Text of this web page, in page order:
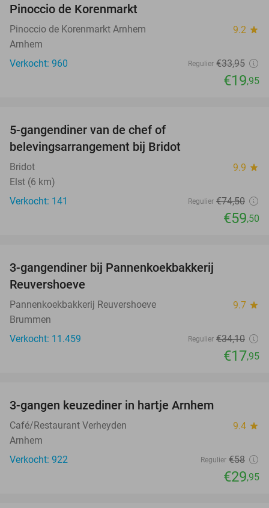
Pinoccio de Korenmarkt
Pinoccio de Korenmarkt Arnhem 9.2 star
Arnhem
Verkocht: 960
Regulier €33,95
€19,95
5-gangendiner van de chef of
belevingsarrangement bij Bridot
Bridot 9.9 star
Elst (6 km)
Verkocht: 141
Regulier €74,50
€59,50
3-gangendiner bij Pannenkoekbakkerij
Reuvershoeve
Pannenkoekbakkerij Reuvershoeve 9.7 star
Brummen
Verkocht: 11.459
Regulier €34,10
€17,95
3-gangen keuzediner in hartje Arnhem
Café/Restaurant Verheyden 9.4 star
Arnhem
Verkocht: 922
Regulier €58
€29,95